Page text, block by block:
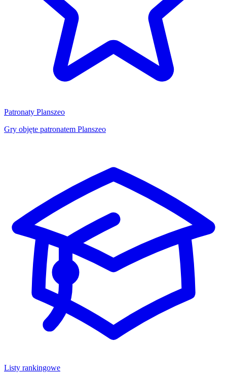
Patronaty Planszeo
Gry objęte patronatem Planszeo
Listy rankingowe